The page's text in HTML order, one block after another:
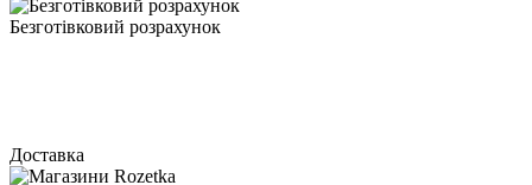
Безготівковий розрахунок
Доставка